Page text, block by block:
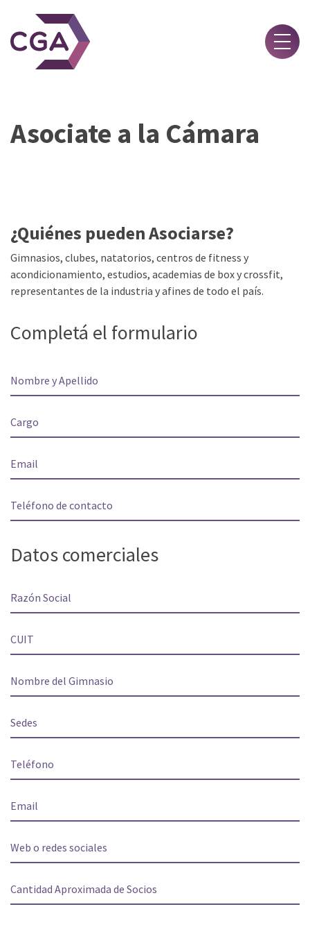
Acerca de
Ingresar
Asociate a la Cámara
¿Quiénes pueden Asociarse?
Gimnasios, clubes, natatorios, centros de fitness y
acondicionamiento, estudios, academias de box y crossfit,
representantes de la industria y afines de todo el país.
Completá el formulario
Datos comerciales